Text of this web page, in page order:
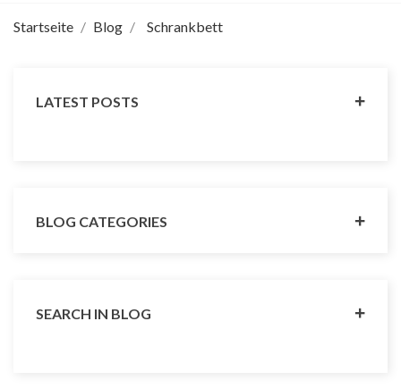
Startseite Blog Schrankbett
LATEST POSTS
BLOG CATEGORIES
SEARCH IN BLOG